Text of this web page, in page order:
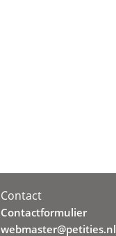
Contact
Contactformulier
webmaster@petities.nl